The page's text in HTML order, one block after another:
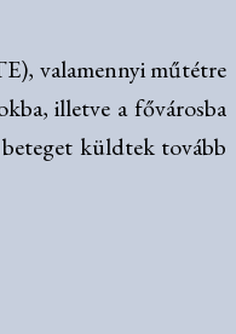
valamennyi műtétre
illetve a fővárosba
küldtek tovább